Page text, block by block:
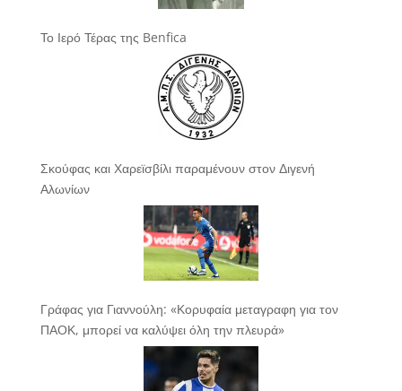
Το Ιερό Τέρας της Benfica
Σκούφας και Χαρεϊσβίλι παραμένουν στον Διγενή
Αλωνίων
Γράφας για Γιαννούλη: «Κορυφαία μεταγραφη για τον
ΠΑΟΚ, μπορεί να καλύψει όλη την πλευρά»